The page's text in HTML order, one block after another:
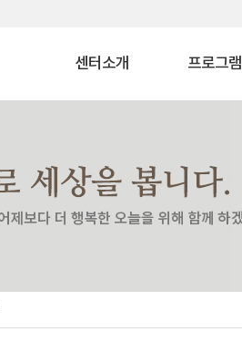
센터소개
비젼
이용안내
찾아오시는길
프로그램
상담교육 프로
특화 프로그
심리평가 프로
특수교육대상자